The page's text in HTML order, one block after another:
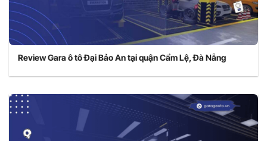
Review Gara ô tô Đại Bảo An tại quận Cẩm Lệ, Đà Nẵng